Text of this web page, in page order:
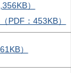
）
PDF：453KB）
）